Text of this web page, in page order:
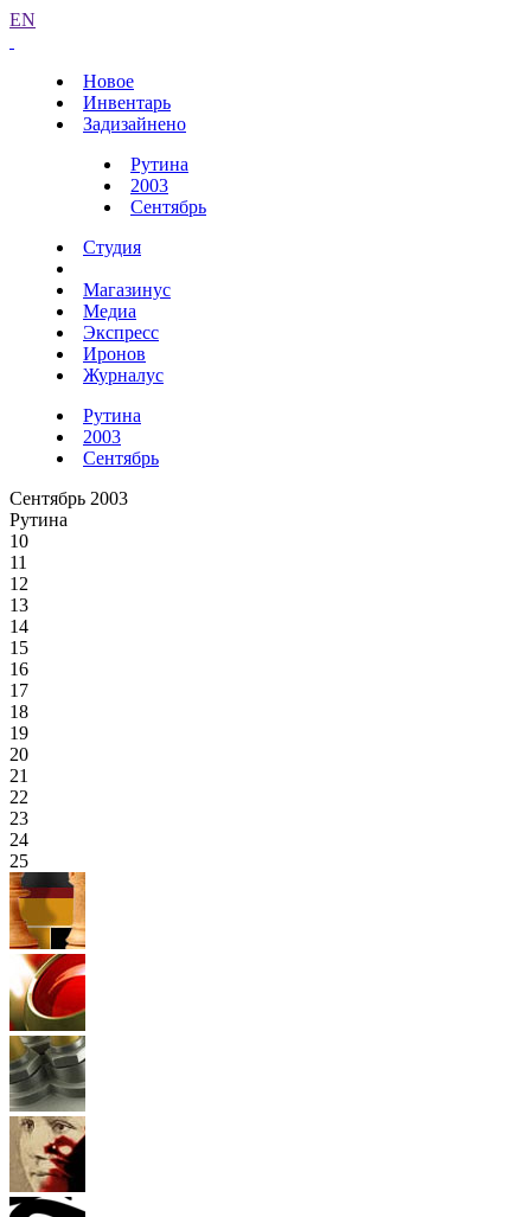
EN
Новое
Инвентарь
Задизайнено
Рутина
2003
Сентябрь
Студия
Магазинус
Медиа
Экспресс
Иронов
Журналус
Рутина
2003
Сентябрь
Сентябрь 2003
Рутина
10
11
12
13
14
15
16
17
18
19
20
21
22
23
24
25